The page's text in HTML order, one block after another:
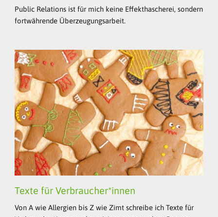
Public Relations ist für mich keine Effekthascherei, sondern
fortwährende Überzeugungsarbeit.
Texte für Verbraucher*innen
Von A wie Allergien bis Z wie Zimt schreibe ich Texte für